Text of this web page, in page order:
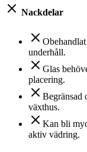
Nackdelar
underhåll.
Glas
placering.
Begränsad
växthus.
Kan bli
aktiv vädring.